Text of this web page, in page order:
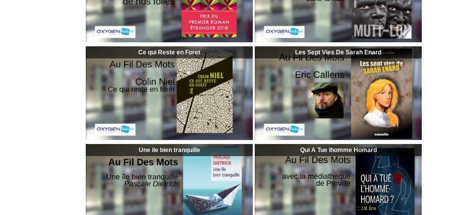
Ce qui Reste en Foret Les Sept Vies De Sarah Enard
Une ile bien tranquille Qui A Tue lhomme Homard